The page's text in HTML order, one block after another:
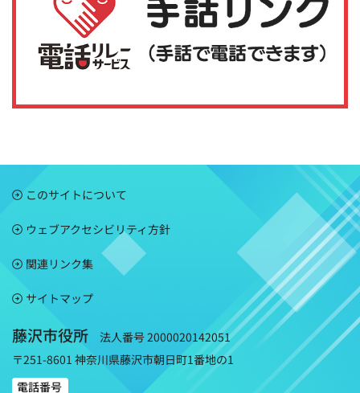
このサイトについて
ウェブアクセシビリティ方針
関連リンク集
サイトマップ
藤沢市役所
法人番号 2000020142051
〒251-8601 神奈川県藤沢市朝日町1番地の1
電話番号